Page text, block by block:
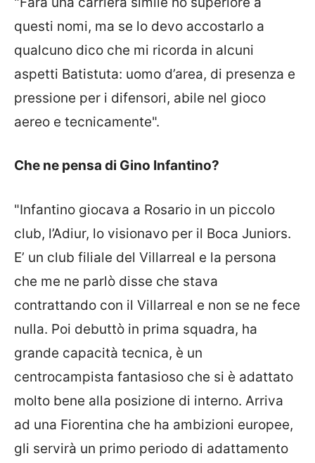
questi nomi, ma se lo devo accostarlo a
qualcuno dico che mi ricorda in alcuni
aspetti Batistuta: uomo d’area, di presenza e
pressione per i difensori, abile nel gioco
aereo e tecnicamente".
Che ne pensa di Gino Infantino?
"Infantino giocava a Rosario in un piccolo
club, l’Adiur, lo visionavo per il Boca Juniors.
E’ un club filiale del Villarreal e la persona
che me ne parlò disse che stava
contrattando con il Villarreal e non se ne fece
nulla. Poi debuttò in prima squadra, ha
grande capacità tecnica, è un
centrocampista fantasioso che si è adattato
molto bene alla posizione di interno. Arriva
ad una Fiorentina che ha ambizioni europee,
gli servirà un primo periodo di adattamento